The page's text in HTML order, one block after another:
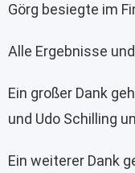
Görg besiegte im
Alle Ergebnisse
Ein großer Dank
und Udo Schilling
Ein weiterer Dank